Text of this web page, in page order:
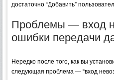
достаточно “Добавить”
Проблемы — вход
ошибки передачи
Нередко после того, как вы
следующая проблема — “вход